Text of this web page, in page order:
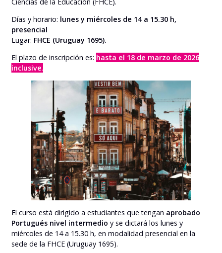
Días y horario: lunes y miércoles de 14 a 15.30 h,
presencial
Lugar: FHCE (Uruguay 1695).
El plazo de inscripción es: hasta el 18 de marzo de 2026
inclusive.
El curso está dirigido a estudiantes que tengan aprobado
Portugués nivel intermedio y se dictará los lunes y
miércoles de 14 a 15.30 h, en modalidad presencial en la
sede de la FHCE (Uruguay 1695).